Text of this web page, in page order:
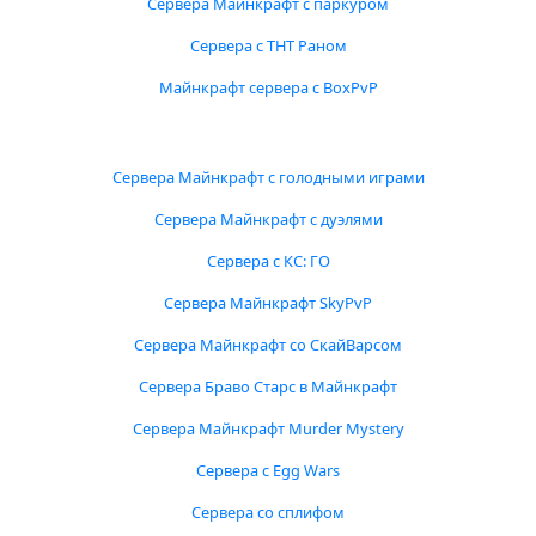
Сервера с ТНТ Раном
Майнкрафт сервера с BoxPvP
Сервера Майнкрафт с голодными играми
Сервера Майнкрафт с дуэлями
Сервера с КС: ГО
Сервера Майнкрафт SkyPvP
Сервера Майнкрафт со СкайВарсом
Сервера Браво Старс в Майнкрафт
Сервера Майнкрафт Murder Mystery
Сервера с Egg Wars
Сервера со сплифом